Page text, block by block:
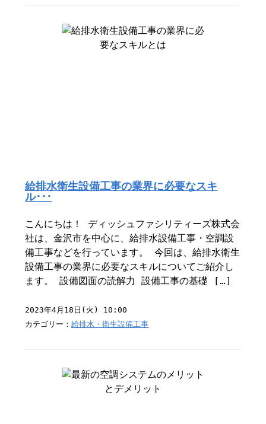
給排水衛生設備工事の業界に必要なスキ
ル･･･
こんにちは！ ディッシュファシリティーズ株式会
社は、金沢市を中心に、給排水設備工事・空調設
備工事などを行っています。 今回は、給排水衛生
設備工事の業界に必要なスキルについてご紹介し
ます。 設備図面の読解力 設備工事の基礎 […]
2023年4月18日(火) 10:00
カテゴリー：給排水・衛生設備工事